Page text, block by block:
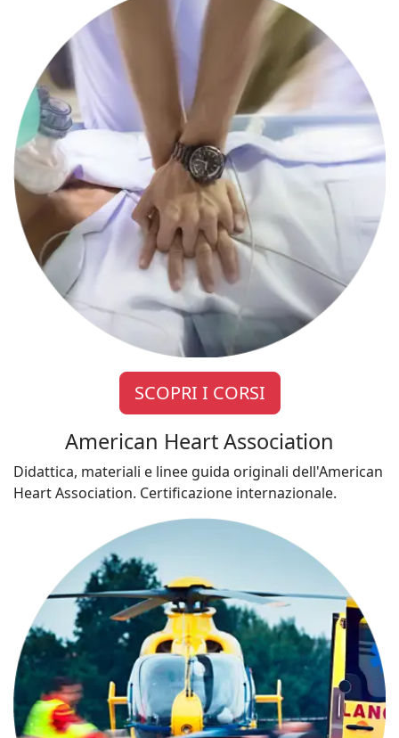
SCOPRI I CORSI
American Heart Association
Didattica, materiali e linee guida originali dell'American
Heart Association. Certificazione internazionale.